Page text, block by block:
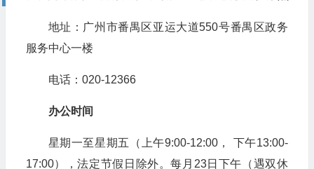
地址：广州市番禺区亚运大道550号番禺区政务
服务中心一楼
电话：020-12366
办公时间
星期一至星期五（上午9:00-12:00， 下午13:00-
17:00），法定节假日除外。每月23日下午（遇双休